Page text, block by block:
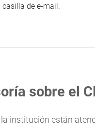
de e-mail.
sobre el
institución están